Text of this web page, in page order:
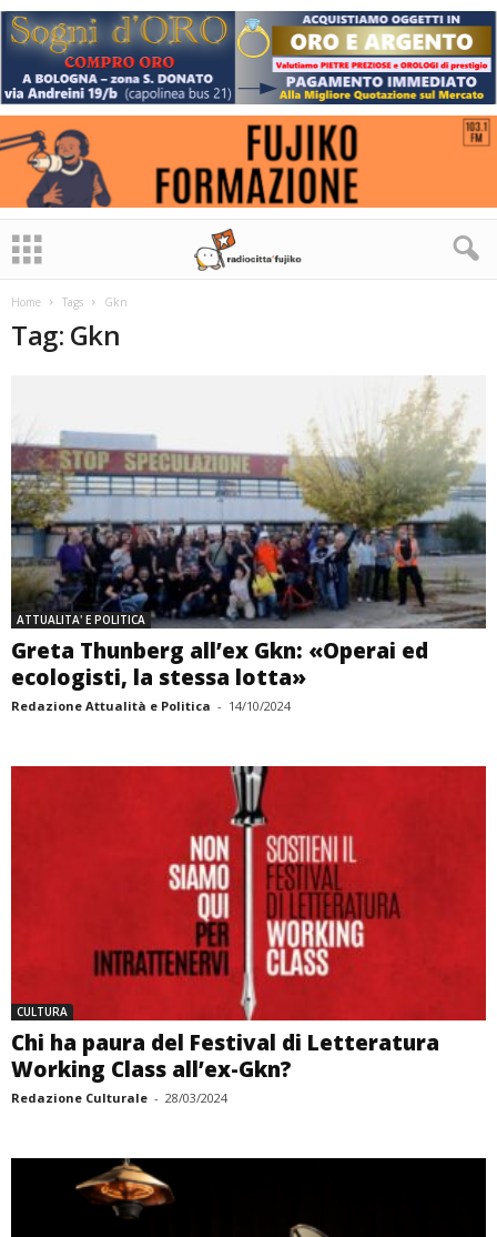
Home Tags Gkn
Tag: Gkn
ATTUALITA' E POLITICA
Greta Thunberg all’ex Gkn: «Operai ed
ecologisti, la stessa lotta»
Redazione Attualità e Politica - 14/10/2024
CULTURA
Chi ha paura del Festival di Letteratura
Working Class all’ex-Gkn?
Redazione Culturale - 28/03/2024